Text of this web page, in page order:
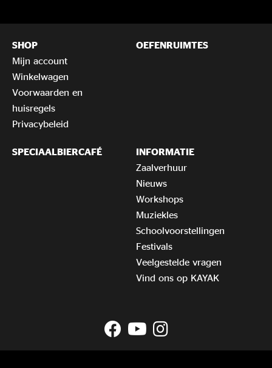
SHOP
Mijn account
Winkelwagen
Voorwaarden en
huisregels
Privacybeleid
OEFENRUIMTES
SPECIAALBIERCAFÉ
INFORMATIE
Zaalverhuur
Nieuws
Workshops
Muziekles
Schoolvoorstellingen
Festivals
Veelgestelde vragen
Vind ons op KAYAK